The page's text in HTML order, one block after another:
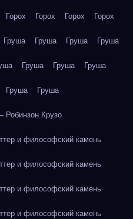
Горох Горох Горох Горох
Груша Груша Груша Груша
Груша Груша Груша
Груша Груша
Крузо
и философский камень
и философский камень
и философский камень
и философский камень